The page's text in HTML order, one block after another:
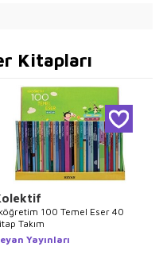
Kitapları
100 Temel Eser 40
Takım
Yayınları